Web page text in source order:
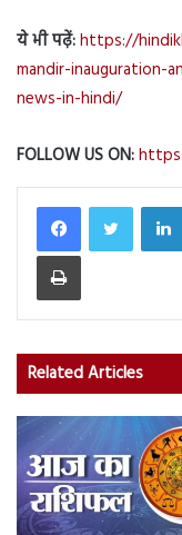
ये भी पढ़ें:https://
mandir-inauguration-
news-in-hindi/
FOLLOW US ON:
Print
Related Articles